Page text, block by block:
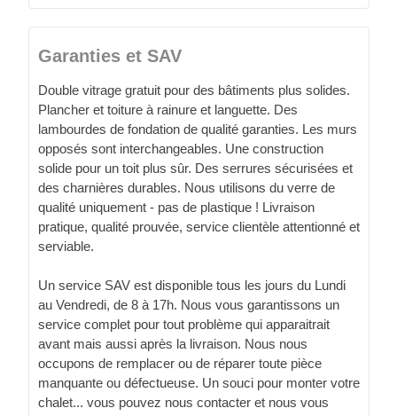
Garanties et SAV
Double vitrage gratuit pour des bâtiments plus solides.
Plancher et toiture à rainure et languette. Des
lambourdes de fondation de qualité garanties. Les murs
opposés sont interchangeables. Une construction
solide pour un toit plus sûr. Des serrures sécurisées et
des charnières durables. Nous utilisons du verre de
qualité uniquement - pas de plastique ! Livraison
pratique, qualité prouvée, service clientèle attentionné et
serviable.
Un service SAV est disponible tous les jours du Lundi
au Vendredi, de 8 à 17h. Nous vous garantissons un
service complet pour tout problème qui apparaitrait
avant mais aussi après la livraison. Nous nous
occupons de remplacer ou de réparer toute pièce
manquante ou défectueuse. Un souci pour monter votre
chalet... vous pouvez nous contacter et nous vous